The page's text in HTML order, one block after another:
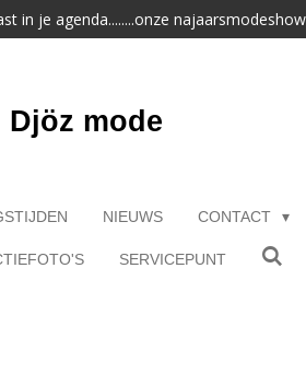
in je agenda........onze
Djöz mode
NIEUWS CONTACT
SERVICEPUNT